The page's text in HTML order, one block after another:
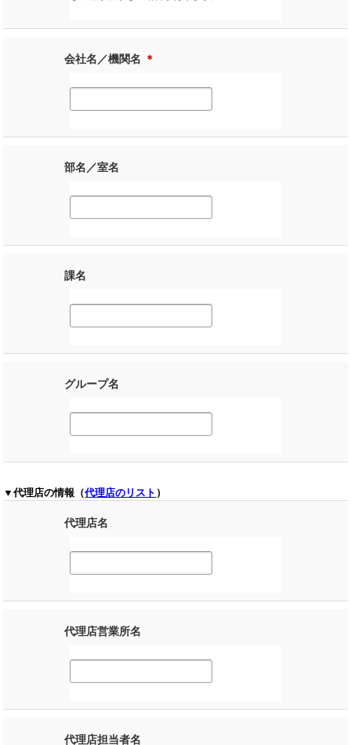
会社名／機関名 ＊
部名／室名
課名
グループ名
▼代理店の情報（代理店のリスト ）
代理店名
代理店営業所名
代理店担当者名